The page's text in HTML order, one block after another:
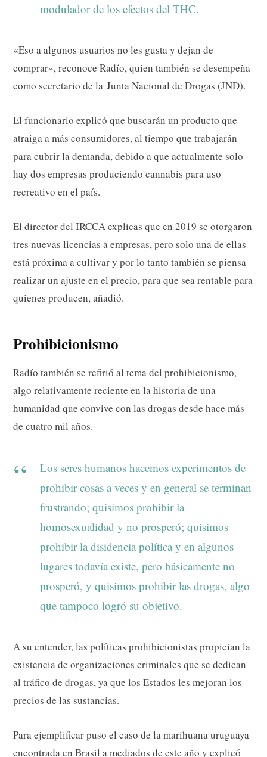
modulador de los efectos del THC.
«Eso a algunos usuarios no les gusta y dejan de
comprar», reconoce Radío, quien también se desempeña
como secretario de la Junta Nacional de Drogas (JND).
El funcionario explicó que buscarán un producto que
atraiga a más consumidores, al tiempo que trabajarán
para cubrir la demanda, debido a que actualmente solo
hay dos empresas produciendo cannabis para uso
recreativo en el país.
El director del IRCCA explicas que en 2019 se otorgaron
tres nuevas licencias a empresas, pero solo una de ellas
está próxima a cultivar y por lo tanto también se piensa
realizar un ajuste en el precio, para que sea rentable para
quienes producen, añadió.
Prohibicionismo
Radío también se refirió al tema del prohibicionismo,
algo relativamente reciente en la historia de una
humanidad que convive con las drogas desde hace más
de cuatro mil años.
Los seres humanos hacemos experimentos de
prohibir cosas a veces y en general se terminan
frustrando; quisimos prohibir la
homosexualidad y no prosperó; quisimos
prohibir la disidencia política y en algunos
lugares todavía existe, pero básicamente no
prosperó, y quisimos prohibir las drogas, algo
que tampoco logró su objetivo.
A su entender, las políticas prohibicionistas propician la
existencia de organizaciones criminales que se dedican
al tráfico de drogas, ya que los Estados les mejoran los
precios de las sustancias.
Para ejemplificar puso el caso de la marihuana uruguaya
encontrada en Brasil a mediados de este año y explicó